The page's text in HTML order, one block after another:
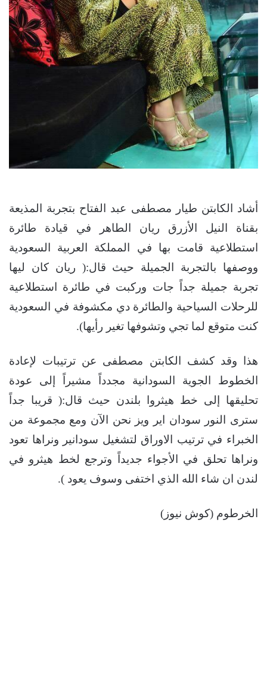
أشاد الكابتن طيار مصطفى عبد الفتاح بتجربة المذيعة
بقناة النيل الأزرق ريان الطاهر في قيادة طائرة
استطلاعية قامت بها في المملكة العربية السعودية
ووصفها بالتجربة الجميلة حيث قال:( ريان كان ليها
تجربة جميلة جداً جات وركبت في طائرة استطلاعية
للرحلات السياحية والطائرة دي مكشوفة في السعودية
كنت متوقع لما تجي وتشوفها تغير رأيها).
هذا وقد كشف الكابتن مصطفى عن ترتيبات لإعادة
الخطوط الجوية السودانية مجدداً مشيراً إلى عودة
تحليقها إلى خط هيثروا بلندن حيث قال:( قريبا جداً
سترى النور سودان اير ويز نحن الآن ومع مجموعة من
الخبراء في ترتيب الاوراق لتشغيل سودانير ونراها تعود
ونراها تحلق في الأجواء جديداً وترجع لخط هيثرو في
لندن ان شاء الله الذي اختفى وسوف يعود ).
الخرطوم (كوش نيوز)